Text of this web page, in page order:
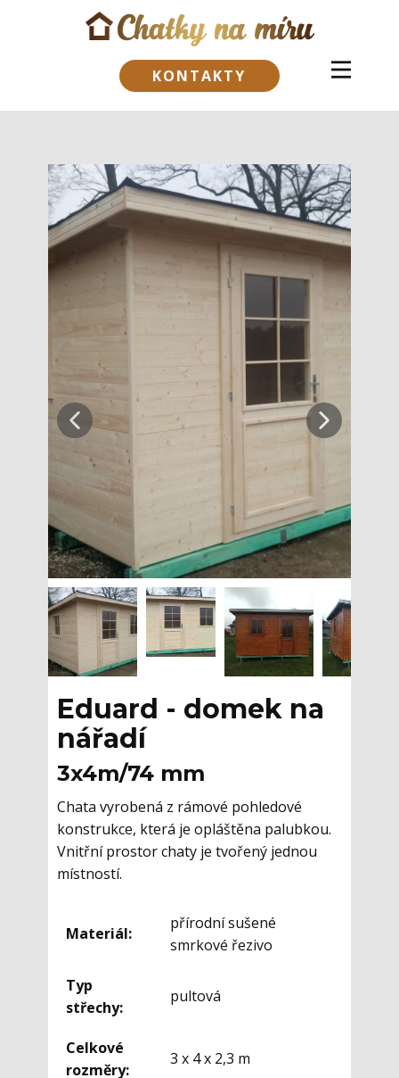
KONTAKTY
Eduard - domek na
nářadí
3x4m/74 mm
Chata vyrobená z rámové pohledové
konstrukce, která je opláštěna palubkou.
Vnitřní prostor chaty je tvořený jednou
místností.
Materiál:
přírodní sušené
smrkové řezivo
Typ
střechy:
pultová
Celkové
rozměry:
3 x 4 x 2,3 m